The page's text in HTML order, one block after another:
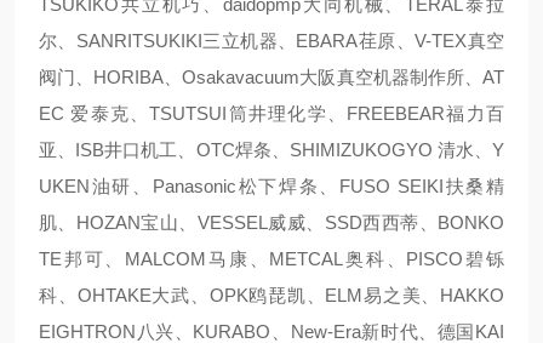
TSUKIKO共立机巧、daidopmp大同机械、TERAL泰拉
尔、SANRITSUKIKI三立机器、EBARA荏原、V-TEX真空
阀门、HORIBA、Osakavacuum大阪真空机器制作所、AT
EC 爱泰克、TSUTSUI筒井理化学、FREEBEAR福力百
亚、ISB井口机工、OTC焊条、SHIMIZUKOGYO 清水、Y
UKEN油研、Panasonic松下焊条、FUSO SEIKI扶桑精
肌、HOZAN宝山、VESSEL威威、SSD西西蒂、BONKO
TE邦可、MALCOM马康、METCAL奥科、PISCO碧铄
科、OHTAKE大武、OPK鸥琵凯、ELM易之美、HAKKO
EIGHTRON八兴、KURABO、New-Era新时代、德国KAI